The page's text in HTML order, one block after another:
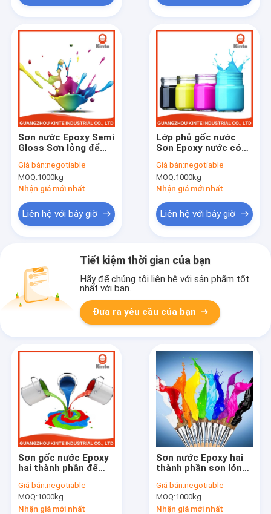
Sơn nước Epoxy Semi
Gloss Sơn lỏng để
chống ăn mòn
Giá bán:negotiable
MOQ:1000kg
Nhận giá mới nhất
Liên hệ với bây giờ
Lớp phủ gốc nước
Sơn Epoxy nước có
phun đường tự động
Giá bán:negotiable
MOQ:1000kg
Nhận giá mới nhất
Liên hệ với bây giờ
Tiết kiệm thời gian của bạn
Hãy để chúng tôi liên hệ với sản phẩm tốt
nhất với bạn.
Đưa ra yêu cầu của bạn
Sơn gốc nước Epoxy
hai thành phần để
trục truyền động
Giá bán:negotiable
MOQ:1000kg
Nhận giá mới nhất
Sơn nước Epoxy hai
thành phần sơn lỏng
Giá bán:negotiable
MOQ:1000kg
Nhận giá mới nhất